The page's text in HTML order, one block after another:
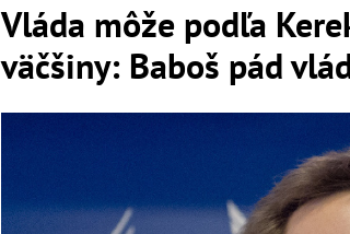
Vláda môže podľa
väčšiny: Baboš pád